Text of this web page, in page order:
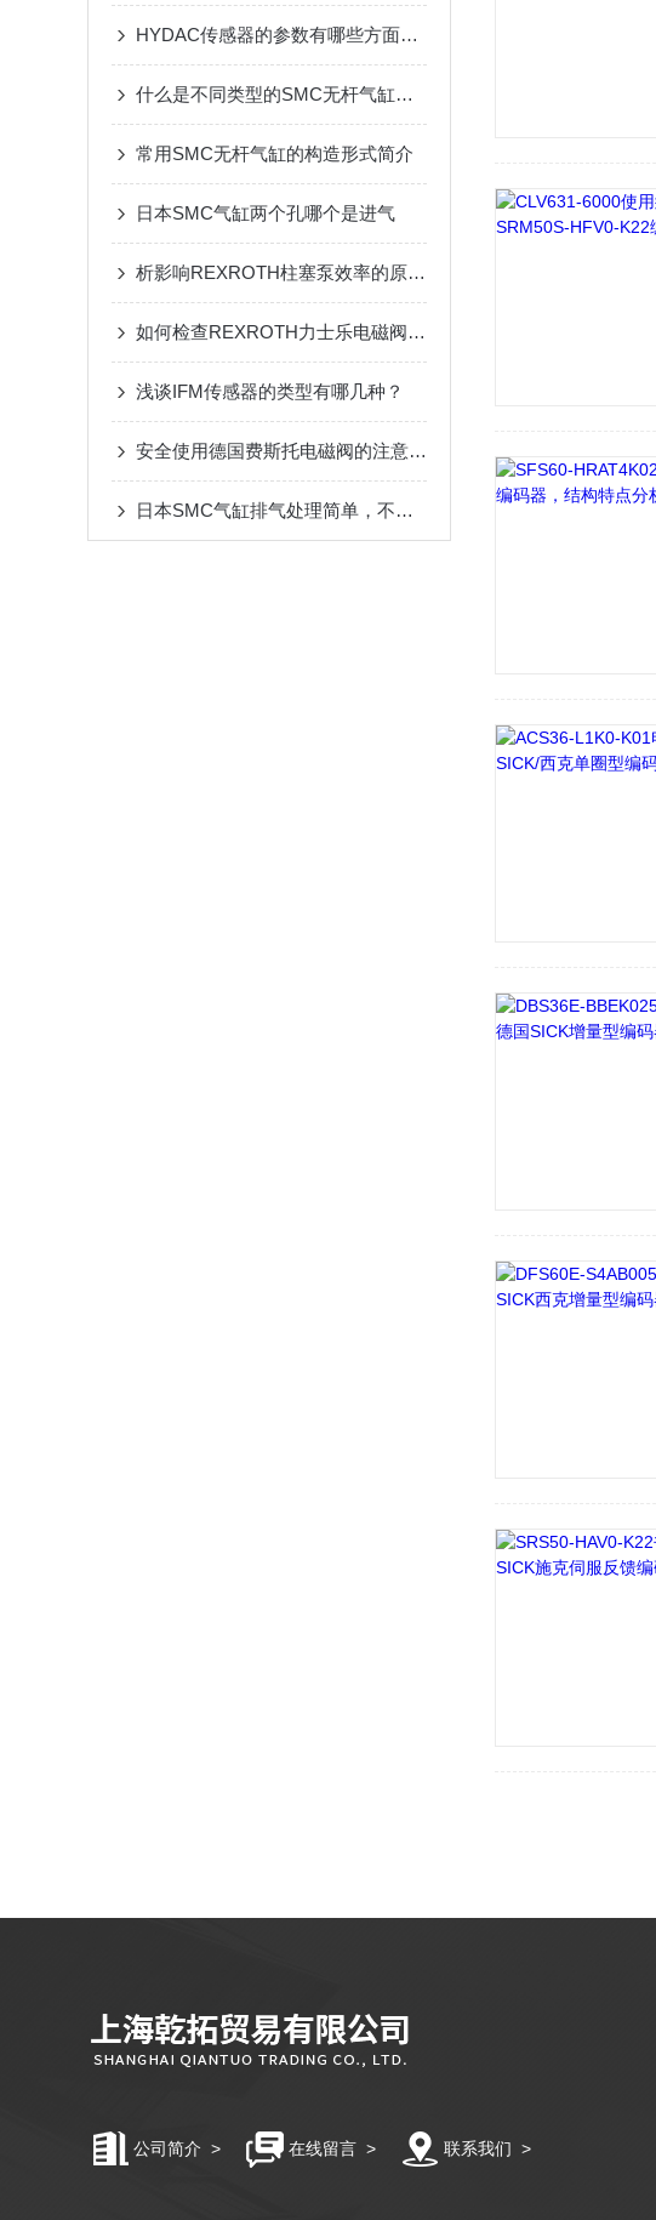
HYDAC传感器的参数有哪些方面要禁止使用
什么是不同类型的SMC无杆气缸布置在一个多缸发动机?
常用SMC无杆气缸的构造形式简介
日本SMC气缸两个孔哪个是进气
析影响REXROTH柱塞泵效率的原因资料分为哪些
如何检查REXROTH力士乐电磁阀的支撑情况
浅谈IFM传感器的类型有哪几种？
安全使用德国费斯托电磁阀的注意事项
日本SMC气缸排气处理简单，不污染环境且成本低
公司简介 > 在线留言 > 联系我们 >